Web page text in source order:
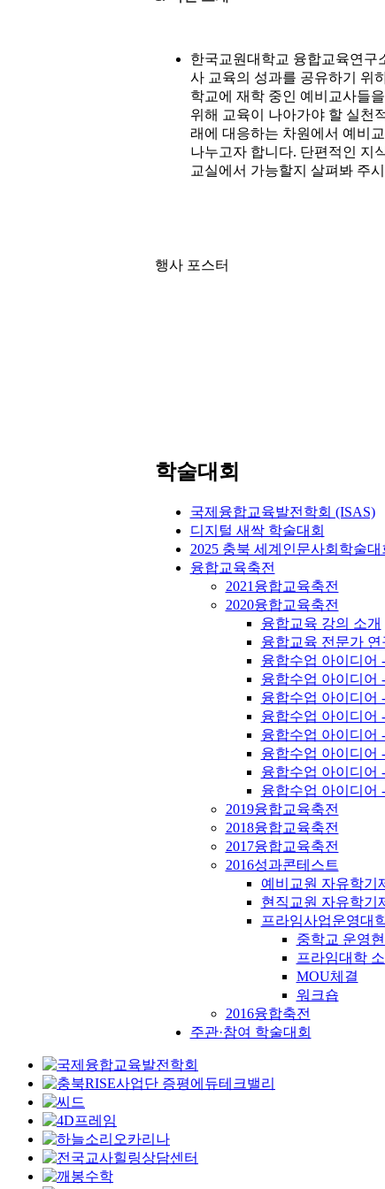
한국교원대학교 융합교육연구
사 교육의 성과를 공유하기 위
학교에 재학 중인 예비교사들
위해 교육이 나아가야 할 실천
래에 대응하는 차원에서 예비
나누고자 합니다. 단편적인 지
교실에서 가능할지 살펴봐 주
행사 포스터
학술대회
국제융합교육발전학회 (ISAS)
디지털 새싹 학술대회
2025 충북 세계인문사회학술대
융합교육축전
2021융합교육축전
2020융합교육축전
융합교육 강의 소개
융합교육 전문가 연
융합수업 아이디어
융합수업 아이디어
융합수업 아이디어
융합수업 아이디어
융합수업 아이디어
융합수업 아이디어
융합수업 아이디어
융합수업 아이디어
2019융합교육축전
2018융합교육축전
2017융합교육축전
2016성과콘테스트
예비교원 자유학기
현직교원 자유학기
프라임사업운영대
중학교 운영
프라임대학
MOU체결
워크숍
2016융합축전
주관·참여 학술대회